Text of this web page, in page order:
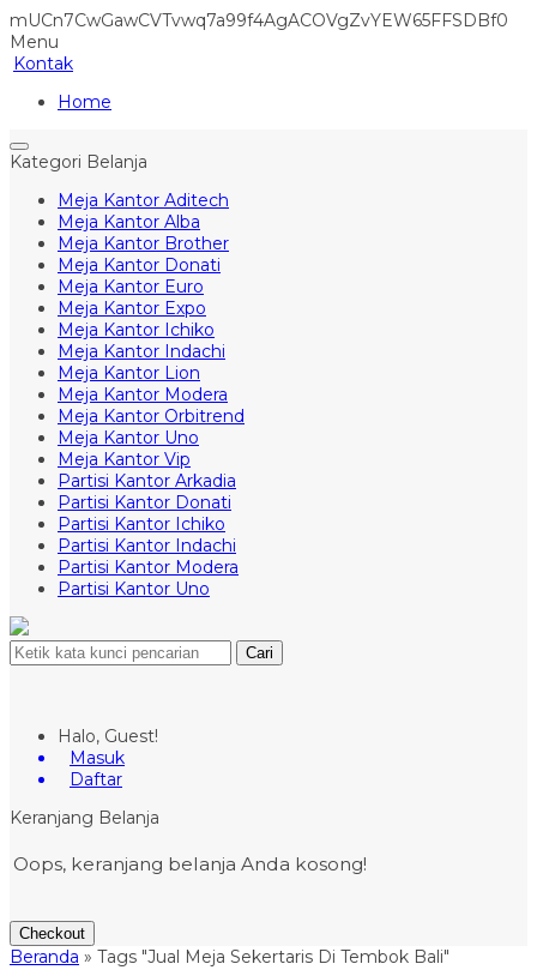
mUCn7CwGawCVTvwq7a99f4AgACOVgZvYEW65FFSDBf0
Menu
Kontak
Home
Kategori Belanja
Meja Kantor Aditech
Meja Kantor Alba
Meja Kantor Brother
Meja Kantor Donati
Meja Kantor Euro
Meja Kantor Expo
Meja Kantor Ichiko
Meja Kantor Indachi
Meja Kantor Lion
Meja Kantor Modera
Meja Kantor Orbitrend
Meja Kantor Uno
Meja Kantor Vip
Partisi Kantor Arkadia
Partisi Kantor Donati
Partisi Kantor Ichiko
Partisi Kantor Indachi
Partisi Kantor Modera
Partisi Kantor Uno
Cari
Halo, Guest!
Masuk
Daftar
Keranjang Belanja
Oops, keranjang belanja Anda kosong!
Checkout
Beranda » Tags "Jual Meja Sekertaris Di Tembok Bali"